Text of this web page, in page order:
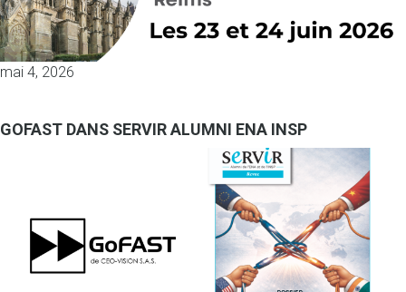
mai 4, 2026
GOFAST DANS SERVIR ALUMNI ENA INSP